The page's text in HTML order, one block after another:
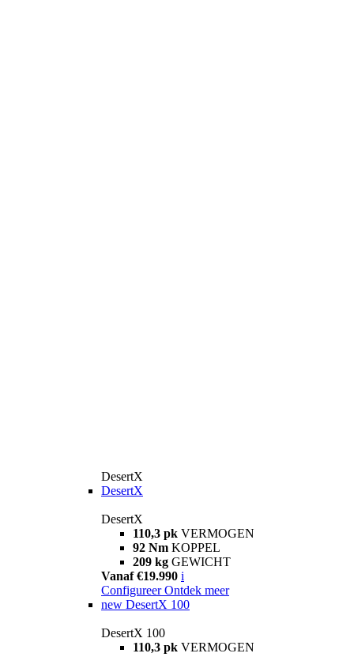
DesertX
DesertX
DesertX
110,3 pk VERMOGEN
92 Nm KOPPEL
209 kg GEWICHT
Vanaf €19.990 i
Configureer Ontdek meer
new DesertX 100
DesertX 100
110,3 pk VERMOGEN